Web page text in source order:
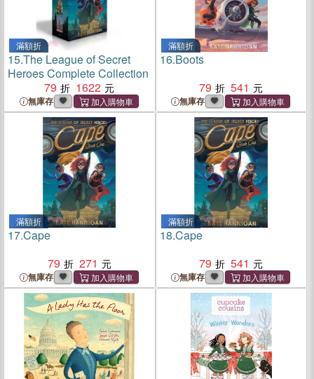
滿額折
15.The League of Secret
Heroes Complete Collection
79
1622
無庫存
滿額折
16.Boots
79
541
無庫存
滿額折
17.Cape
79
271
無庫存
滿額折
18.Cape
79
541
無庫存